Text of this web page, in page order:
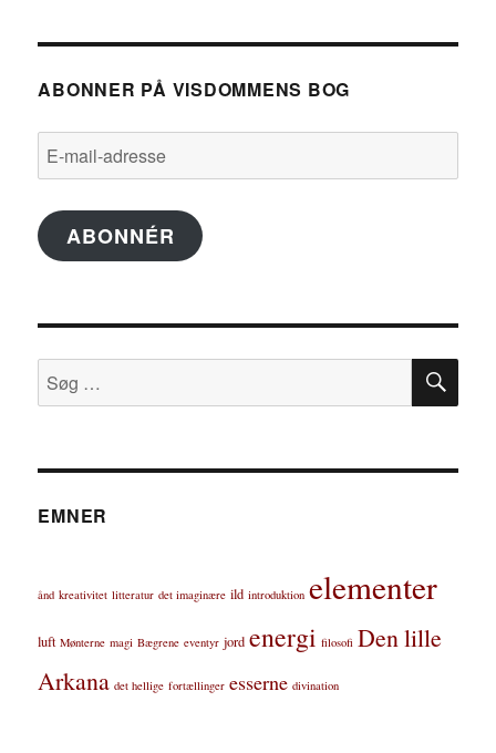
ABONNER PÅ VISDOMMENS BOG
E-
mail-
adresse
ABONNÉR
Søg
efter:
SØG
EMNER
ånd kreativitet litteratur det imaginære ild introduktion elementer
luft Mønterne magi Bægrene eventyr jord energi filosofi Den lille
Arkana det hellige fortællinger esserne divination